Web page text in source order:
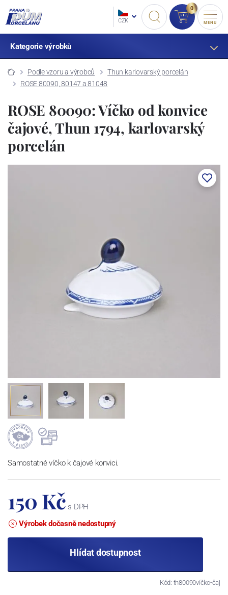
CZK
0
MENU
Kategorie výrobků
Podle vzoru a výrobců
Thun karlovarský porcelán
ROSE 80090, 80147 a 81048
ROSE 80090: Víčko od konvice
čajové, Thun 1794, karlovarský
porcelán
Samostatné víčko k čajové konvici.
150 Kč s DPH
Výrobek dočasně nedostupný
Hlídat dostupnost
Kód: th80090víčko-čaj